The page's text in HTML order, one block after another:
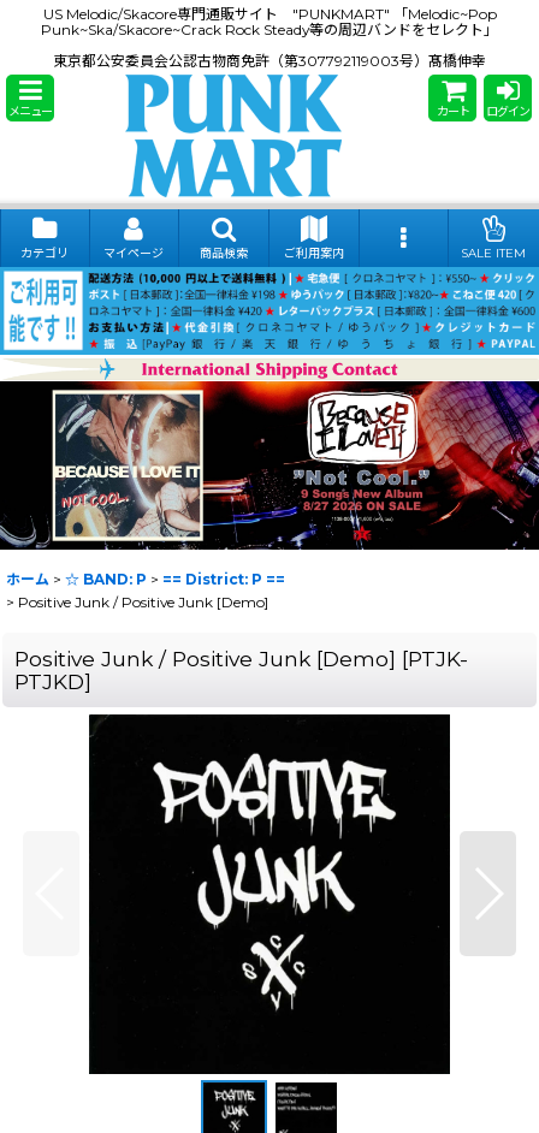
US Melodic/Skacore専門通販サイト "PUNKMART" 「Melodic~Pop
Punk~Ska/Skacore~Crack Rock Steady等の周辺バンドをセレクト」
東京都公安委員会公認古物商免許（第307792119003号）髙橋伸幸
メニュー カート ログイン
カテゴリ マイページ 商品検索 ご利用案内 SALE ITEM
ホーム > ☆ BAND: P > == District: P ==
> Positive Junk / Positive Junk [Demo]
Positive Junk / Positive Junk [Demo] [PTJK-
PTJKD]